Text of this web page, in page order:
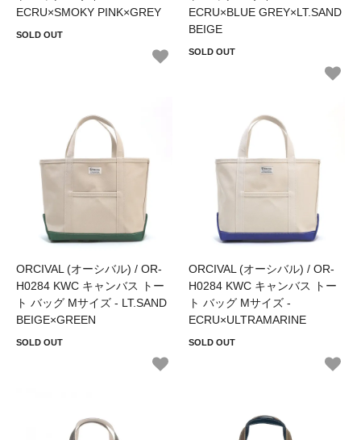
ECRU×SMOKY PINK×GREY
SOLD OUT
ECRU×BLUE GREY×LT.SAND
BEIGE
SOLD OUT
ORCIVAL (オーシバル) / OR-
H0284 KWC キャンバス トー
ト バッグ Mサイズ - LT.SAND
BEIGE×GREEN
SOLD OUT
ORCIVAL (オーシバル) / OR-
H0284 KWC キャンバス トー
ト バッグ Mサイズ -
ECRU×ULTRAMARINE
SOLD OUT